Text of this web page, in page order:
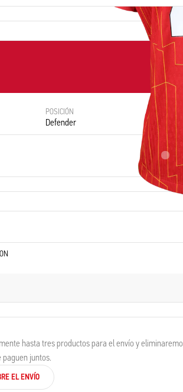
POSICIÓN
Defender
hasta tres productos para el envío y
juntos.
EL ENVÍO